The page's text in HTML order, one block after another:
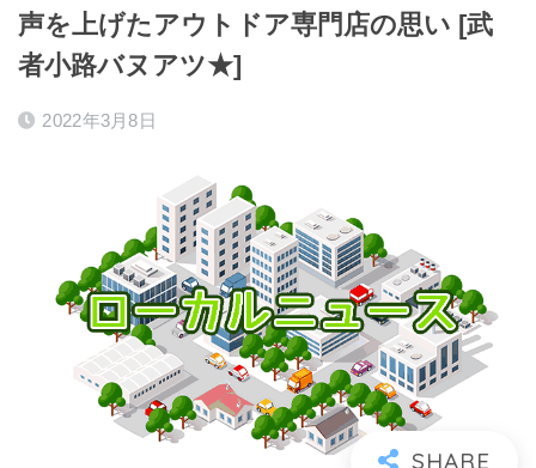
声を上げたアウトドア専門店の思い [武
者小路バヌアツ★]
2022年3月8日